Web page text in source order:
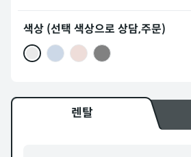
색상 (선택 색상으로 상담,주문)
렌탈